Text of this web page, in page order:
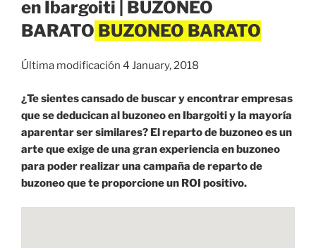
en Ibargoiti | BUZONEO
BARATO
Última modificación 4 January, 2018
¿Te sientes cansado de buscar y encontrar empresas
que se deducican al buzoneo en Ibargoiti y la mayoría
aparentar ser similares? El reparto de buzoneo es un
arte que exige de una gran experiencia en buzoneo
para poder realizar una campaña de reparto de
buzoneo que te proporcione un ROI positivo.